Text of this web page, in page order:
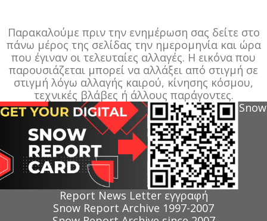
Παρακαλούμε πριν την ενημέρωση σας δείτε στο
πάνω μέρος της σελίδας την ημερομηνία και ώρα
που έγιναν οι τελευταίες αλλαγές. Η εικόνα που
παρουσιάζεται μπορεί να αλλάξει από στιγμή σε
στιγμή λόγω αλλαγής καιρού, κίνησης κόσμου,
τεχνικές βλάβες ή άλλους παράγοντες.
Snow
Report News Letter εγγραφή
Snow Report Archive 1997-2007